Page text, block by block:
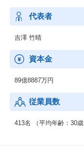
います。
(3)情報メディア事業
在宅副業の新しいカタ
(4)クリエイティブ事業
WebサイトやFacebook
上拡大に貢献します。
代表者
吉澤 竹晴
資本金
89億8887万円
従業員数
413名 （平均年齢：30歳